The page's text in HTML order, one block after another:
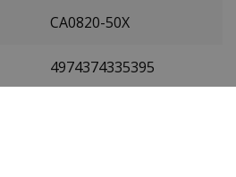
CA0820-50X
4974374335395